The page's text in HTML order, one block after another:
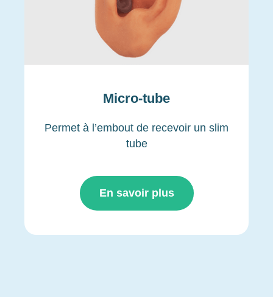
Micro-tube
Permet à l’embout de recevoir un slim
tube
En savoir plus